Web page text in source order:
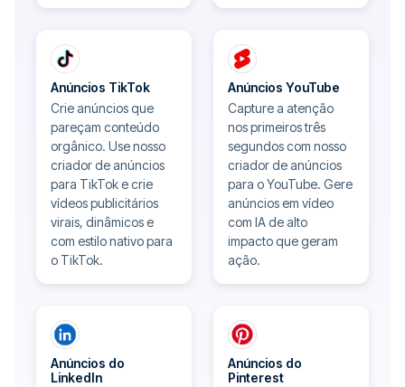
Anúncios TikTok
Crie anúncios que
pareçam conteúdo
orgânico. Use nosso
criador de anúncios
para TikTok e crie
vídeos publicitários
virais, dinâmicos e
com estilo nativo para
o TikTok.
Anúncios YouTube
Capture a atenção
nos primeiros três
segundos com nosso
criador de anúncios
para o YouTube. Gere
anúncios em vídeo
com IA de alto
impacto que geram
ação.
Anúncios do
LinkedIn
Anúncios do
Pinterest